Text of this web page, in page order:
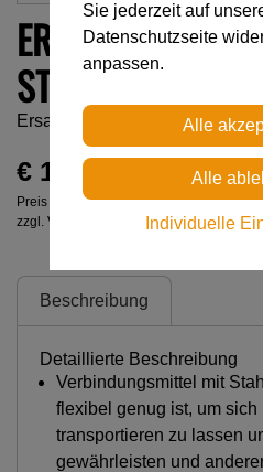
ERSATZ-STRANG
STAHLSEILKERN
Ersatz-Strang mit Stahlseilkern
€ 120,00
Preis inkl. MwSt.
zzgl. Versandkosten
Beschreibung
Detaillierte Beschreibung
Verbindungsmittel mit
flexibel genug ist, um
transportieren zu lassen
gewährleisten und
Sie jederzeit auf
Datenschutzseite
anpassen.
Individuelle